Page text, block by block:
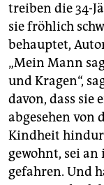
treiben die 34-
sie fröhlich
behauptet,
„Mein Mann
und Kragen“,
davon, dass sie
abgesehen von
Kindheit
gewohnt, sei
gefahren. Und